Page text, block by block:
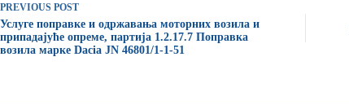
PREVIOUS POST
Услуге поправке и одржавања моторних возила и
припадајуће опреме, партија 1.2.17.7 Поправка
возила марке Dacia JN 46801/1-1-51